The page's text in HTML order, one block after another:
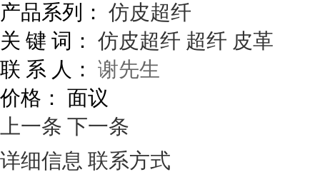
产品系列： 仿皮超纤
关 键 词： 仿皮超纤 超纤 皮革
联 系 人： 谢先生
价格： 面议
上一条 下一条
详细信息 联系方式